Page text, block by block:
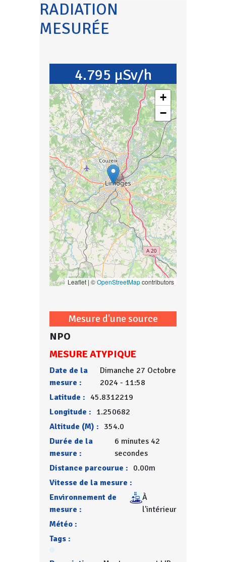
RADIATION
MESURÉE
4.795 µSv/h
+
−
Leaflet | ©OpenStreetMapcontributors
Mesure d'une source
NPO
MESURE ATYPIQUE
Date de la
mesure :
Dimanche 27 Octobre
2024 - 11:58
Latitude : 45.8312219
Longitude : 1.250682
Altitude (M) : 354.0
Durée de la
mesure :
6 minutes 42
secondes
Distance parcourue : 0.00m
Vitesse de la mesure :
Environnement de
mesure :
À
l'intérieur
Météo :
Tags :